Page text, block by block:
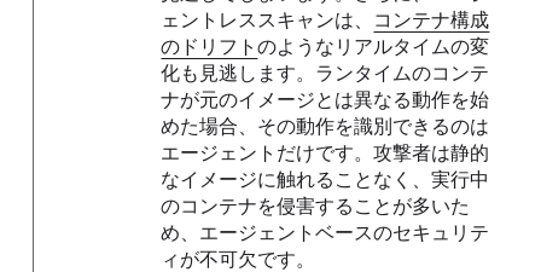
ェントレススキャンは、 コンテナ構成
のドリフトのようなリアルタイムの変
化も見逃します。ランタイムのコンテ
ナが元のイメージとは異なる動作を始
めた場合、その動作を識別できるのは
エージェントだけです。攻撃者は静的
なイメージに触れることなく、実行中
のコンテナを侵害することが多いた
め、エージェントベースのセキュリテ
ィが不可欠です。